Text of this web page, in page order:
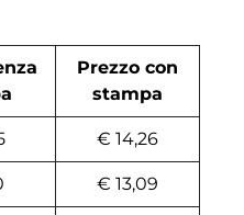
Prezzo con
stampa
€ 14,26
€ 13,09